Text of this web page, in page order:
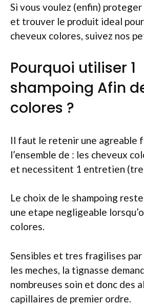
Si vous voulez (enfin)
et trouver le produit ideal
cheveux colores, suivez nos
Pourquoi utiliser 1
shampoing Afin
colores ?
Il faut le retenir une agreable
l’ensemble de : les cheveux
et necessitent 1 entretien
Le choix de le shampoing
une etape negligeable
colores.
Sensibles et tres fragilises
les meches, la tignasse
nombreuses soin et donc des
capillaires de premier ordre.